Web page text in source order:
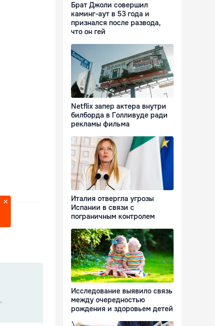
Брат Джоли совершил
каминг-аут в 53 года и
признался после развода,
что он гей
Netflix запер актера внутри
билборда в Голливуде ради
рекламы фильма
Италия отвергла угрозы
Испании в связи с
пограничным контролем
Исследование выявило связь
между очередностью
рождения и здоровьем детей